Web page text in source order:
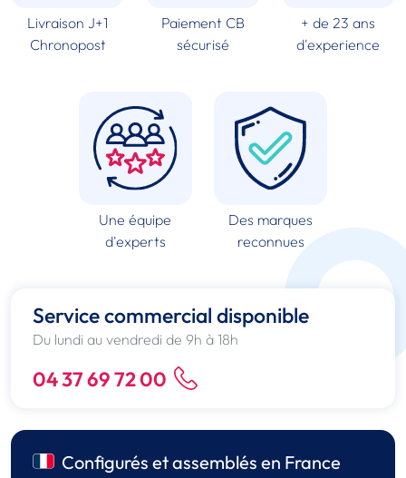
Livraison J+1
Chronopost
Paiement CB
sécurisé
+ de 23 ans
d'experience
Une équipe
d'experts
Des marques
reconnues
Service commercial disponible
Du lundi au vendredi de 9h à 18h
04 37 69 72 00
Configurés et assemblés en France